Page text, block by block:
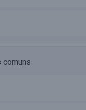
comuns